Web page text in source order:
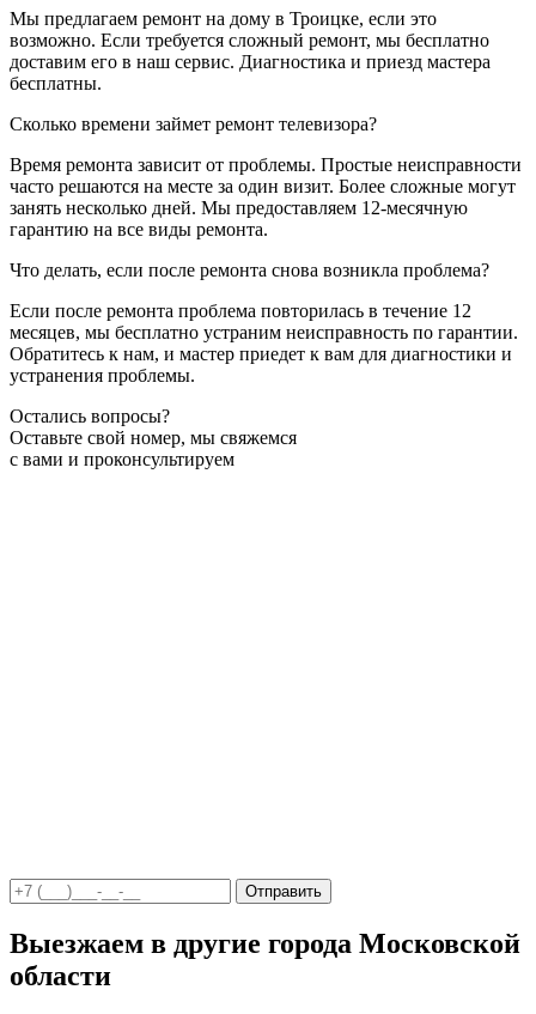
Мы предлагаем ремонт на дому в Троицке, если это
возможно. Если требуется сложный ремонт, мы бесплатно
доставим его в наш сервис. Диагностика и приезд мастера
бесплатны.
Сколько времени займет ремонт телевизора?
Время ремонта зависит от проблемы. Простые неисправности
часто решаются на месте за один визит. Более сложные могут
занять несколько дней. Мы предоставляем 12-месячную
гарантию на все виды ремонта.
Что делать, если после ремонта снова возникла проблема?
Если после ремонта проблема повторилась в течение 12
месяцев, мы бесплатно устраним неисправность по гарантии.
Обратитесь к нам, и мастер приедет к вам для диагностики и
устранения проблемы.
Остались вопросы?
Оставьте свой номер, мы свяжемся
с вами и проконсультируем
Отправить
Выезжаем в другие города Московской
области